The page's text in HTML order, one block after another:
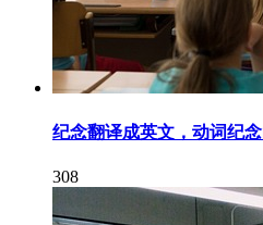
纪念翻译成英文，动词纪
308